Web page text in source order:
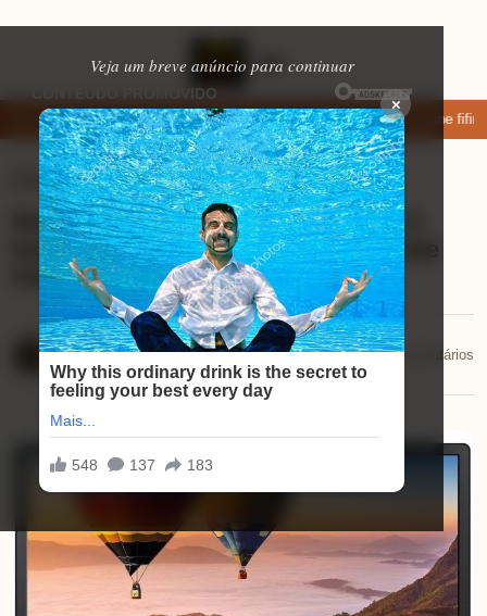
Veja um breve anúncio para continuar
×
apps de namoro que permitem enviar fotos e vídeos Microfone fifine
Eletrônicos ⏱ 1 min de leitura
Review do Monitor 24″ Ultra Curvo: A
Experiência Visual Que Você Não Pode
Perder!
Mariana Souza
02/01/2026
📅 02/01/2026💬 0 comentários